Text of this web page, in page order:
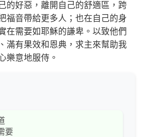
的好惡，離開自己的舒適區，跨
福音帶給更多人；也在自己的身
在需要如耶穌的謙卑。以致他們
滿有果效和恩典，求主來幫助我
樂意地服侍。
要